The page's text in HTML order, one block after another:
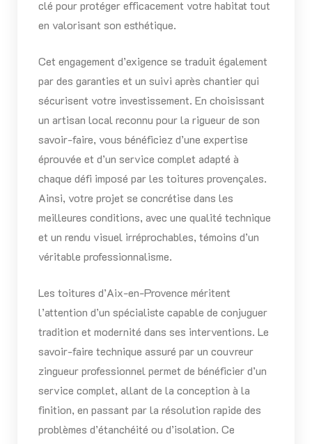
clé pour protéger efficacement votre habitat tout
en valorisant son esthétique.
Cet engagement d’exigence se traduit également
par des garanties et un suivi après chantier qui
sécurisent votre investissement. En choisissant
un artisan local reconnu pour la rigueur de son
savoir-faire, vous bénéficiez d’une expertise
éprouvée et d’un service complet adapté à
chaque défi imposé par les toitures provençales.
Ainsi, votre projet se concrétise dans les
meilleures conditions, avec une qualité technique
et un rendu visuel irréprochables, témoins d’un
véritable professionnalisme.
Les toitures d’Aix-en-Provence méritent
l’attention d’un spécialiste capable de conjuguer
tradition et modernité dans ses interventions. Le
savoir-faire technique assuré par un couvreur
zingueur professionnel permet de bénéficier d’un
service complet, allant de la conception à la
finition, en passant par la résolution rapide des
problèmes d’étanchéité ou d’isolation. Ce